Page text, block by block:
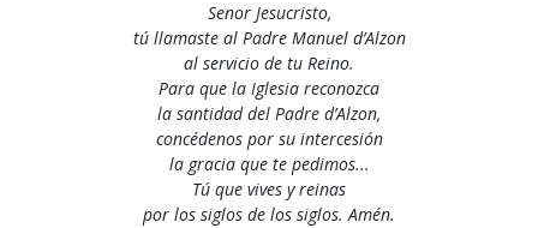
Senor Jesucristo,
tú llamaste al Padre Manuel d’Alzon
al servicio de tu Reino.
Para que la Iglesia reconozca
la santidad del Padre d’Alzon,
concédenos por su intercesión
la gracia que te pedimos...
Tú que vives y reinas
por los siglos de los siglos. Amén.